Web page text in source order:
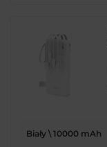
Biały \ 10000 mAh